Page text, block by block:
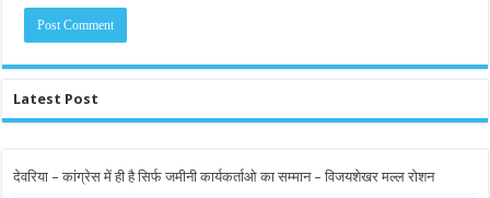
Latest Post
देवरिया – कांग्रेस में ही है सिर्फ जमीनी कार्यकर्ताओ का सम्मान – विजयशेखर मल्ल रोशन